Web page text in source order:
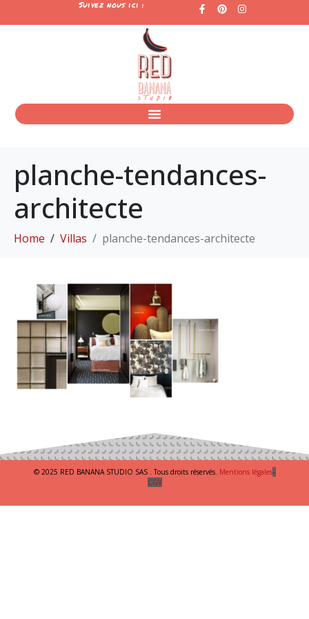
Suivez nous ici :
planche-tendances-
architecte
Home Villas planche-tendances-architecte
© 2025 RED BANANA STUDIO SAS . Tous droits réservés. Mentions légales–
CGV